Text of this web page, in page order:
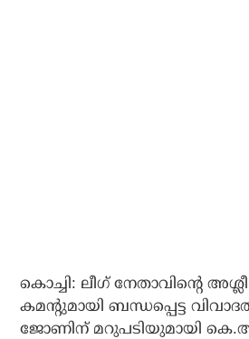
കൊച്ചി: ലീഗ് നേതാവിന്റെ
കമന്റുമായി ബന്ധപ്പെട്ട
ജോണിന് മറുപടിയുമായി